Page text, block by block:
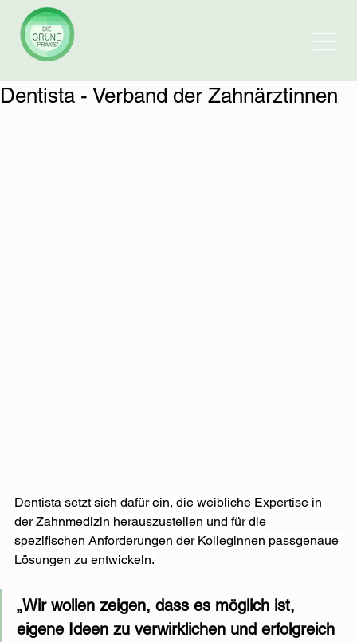
Dentista - Verband der Zahnärztinnen
Dentista setzt sich dafür ein, die weibliche Expertise in
der Zahnmedizin herauszustellen und für die
spezifischen Anforderungen der Kolleginnen passgenaue
Lösungen zu entwickeln.
„Wir wollen zeigen, dass es möglich ist,
eigene Ideen zu verwirklichen und erfolgreich